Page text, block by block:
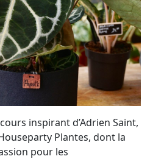
inspirant d’Adrien Saint,
Plantes, dont la
pour les